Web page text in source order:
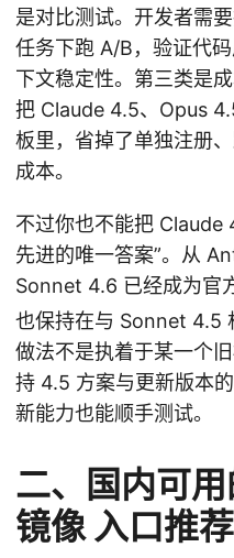
是对比测试。开发者需
任务下跑 A/B，验证代
下文稳定性。第三类是
把 Claude 4.5、Opus
板里，省掉了单独注册
成本。
不过你也不能把 Claude
先进的唯一答案”。从
Sonnet 4.6 已经成为官
也保持在与 Sonnet 4.5
做法不是执着于某一个
持 4.5 方案与更新版本
新能力也能顺手测试。
二、国内可
镜像 入口推荐